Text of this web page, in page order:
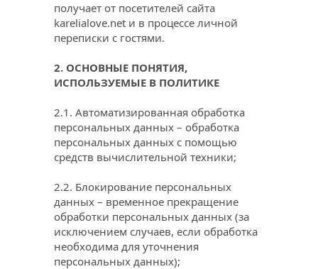
karelialove.net и в процессе личной
переписки с гостями.
2. ОСНОВНЫЕ ПОНЯТИЯ,
ИСПОЛЬЗУЕМЫЕ В ПОЛИТИКЕ
2.1. Автоматизированная обработка
персональных данных – обработка
персональных данных с помощью
средств вычислительной техники;
2.2. Блокирование персональных
данных – временное прекращение
обработки персональных данных (за
исключением случаев, если обработка
необходима для уточнения
персональных данных);